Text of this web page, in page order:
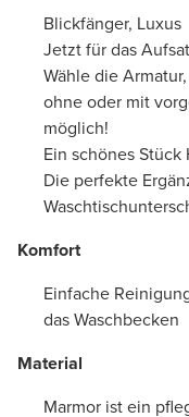
Blickfänger, Luxus
Jetzt für das
Wähle die
ohne oder mit
möglich!
Ein schönes
Die perfekte
Komfort
Einfache
das Waschbecken
Material
Marmor ist ein